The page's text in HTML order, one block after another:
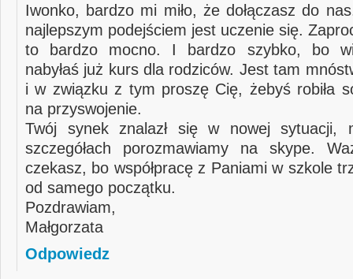
Iwonko, bardzo mi miło, że dołączasz do
najlepszym podejściem jest uczenie się.
to bardzo mocno. I bardzo szybko, bo
nabyłaś już kurs dla rodziców. Jest tam
i w związku z tym proszę Cię, żebyś robiła
na przyswojenie.
Twój synek znalazł się w nowej sytuacji,
szczegółach porozmawiamy na skype.
czekasz, bo współpracę z Paniami w szkole
od samego początku.
Pozdrawiam,
Małgorzata
Odpowiedz